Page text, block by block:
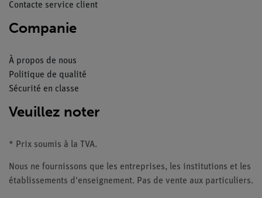
Contacte service client
Companie
À propos de nous
Politique de qualité
Sécurité en classe
Veuillez noter
* Prix soumis à la TVA.
Nous ne fournissons que les entreprises, les institutions et les
établissements d'enseignement. Pas de vente aux particuliers.